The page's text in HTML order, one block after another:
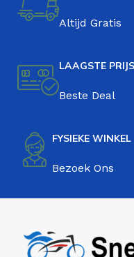
Altijd Gratis
LAAGSTE
Beste Deal
FYSIEKE WINKEL
Bezoek Ons